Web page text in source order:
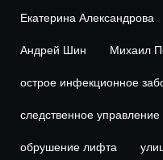
Екатерина Александрова
Андрей Шин Михаил
острое инфекционное
следственное управление
обрушение лифта